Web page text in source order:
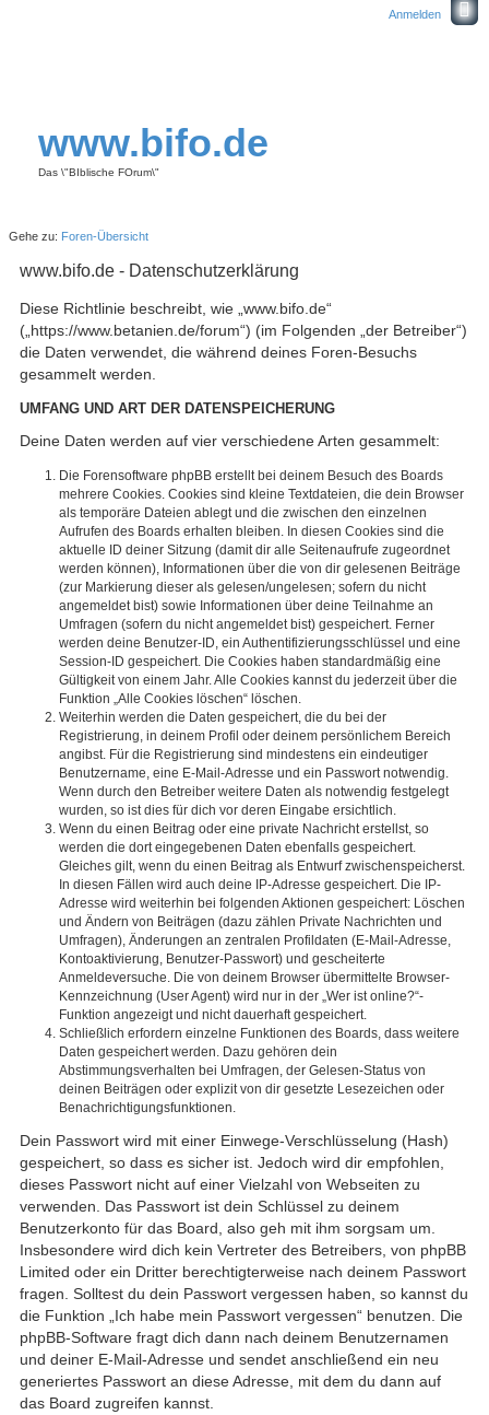
Anmelden
www.bifo.de
Das \"BIblische FOrum\"
Gehe zu: Foren-Übersicht
www.bifo.de - Datenschutzerklärung
Diese Richtlinie beschreibt, wie „www.bifo.de“
(„https://www.betanien.de/forum“) (im Folgenden „der Betreiber“)
die Daten verwendet, die während deines Foren-Besuchs
gesammelt werden.
UMFANG UND ART DER DATENSPEICHERUNG
Deine Daten werden auf vier verschiedene Arten gesammelt:
Die Forensoftware phpBB erstellt bei deinem Besuch des Boards
mehrere Cookies. Cookies sind kleine Textdateien, die dein Browser
als temporäre Dateien ablegt und die zwischen den einzelnen
Aufrufen des Boards erhalten bleiben. In diesen Cookies sind die
aktuelle ID deiner Sitzung (damit dir alle Seitenaufrufe zugeordnet
werden können), Informationen über die von dir gelesenen Beiträge
(zur Markierung dieser als gelesen/ungelesen; sofern du nicht
angemeldet bist) sowie Informationen über deine Teilnahme an
Umfragen (sofern du nicht angemeldet bist) gespeichert. Ferner
werden deine Benutzer-ID, ein Authentifizierungsschlüssel und eine
Session-ID gespeichert. Die Cookies haben standardmäßig eine
Gültigkeit von einem Jahr. Alle Cookies kannst du jederzeit über die
Funktion „Alle Cookies löschen“ löschen.
Weiterhin werden die Daten gespeichert, die du bei der
Registrierung, in deinem Profil oder deinem persönlichem Bereich
angibst. Für die Registrierung sind mindestens ein eindeutiger
Benutzername, eine E-Mail-Adresse und ein Passwort notwendig.
Wenn durch den Betreiber weitere Daten als notwendig festgelegt
wurden, so ist dies für dich vor deren Eingabe ersichtlich.
Wenn du einen Beitrag oder eine private Nachricht erstellst, so
werden die dort eingegebenen Daten ebenfalls gespeichert.
Gleiches gilt, wenn du einen Beitrag als Entwurf zwischenspeicherst.
In diesen Fällen wird auch deine IP-Adresse gespeichert. Die IP-
Adresse wird weiterhin bei folgenden Aktionen gespeichert: Löschen
und Ändern von Beiträgen (dazu zählen Private Nachrichten und
Umfragen), Änderungen an zentralen Profildaten (E-Mail-Adresse,
Kontoaktivierung, Benutzer-Passwort) und gescheiterte
Anmeldeversuche. Die von deinem Browser übermittelte Browser-
Kennzeichnung (User Agent) wird nur in der „Wer ist online?“-
Funktion angezeigt und nicht dauerhaft gespeichert.
Schließlich erfordern einzelne Funktionen des Boards, dass weitere
Daten gespeichert werden. Dazu gehören dein
Abstimmungsverhalten bei Umfragen, der Gelesen-Status von
deinen Beiträgen oder explizit von dir gesetzte Lesezeichen oder
Benachrichtigungsfunktionen.
Dein Passwort wird mit einer Einwege-Verschlüsselung (Hash)
gespeichert, so dass es sicher ist. Jedoch wird dir empfohlen,
dieses Passwort nicht auf einer Vielzahl von Webseiten zu
verwenden. Das Passwort ist dein Schlüssel zu deinem
Benutzerkonto für das Board, also geh mit ihm sorgsam um.
Insbesondere wird dich kein Vertreter des Betreibers, von phpBB
Limited oder ein Dritter berechtigterweise nach deinem Passwort
fragen. Solltest du dein Passwort vergessen haben, so kannst du
die Funktion „Ich habe mein Passwort vergessen“ benutzen. Die
phpBB-Software fragt dich dann nach deinem Benutzernamen
und deiner E-Mail-Adresse und sendet anschließend ein neu
generiertes Passwort an diese Adresse, mit dem du dann auf
das Board zugreifen kannst.